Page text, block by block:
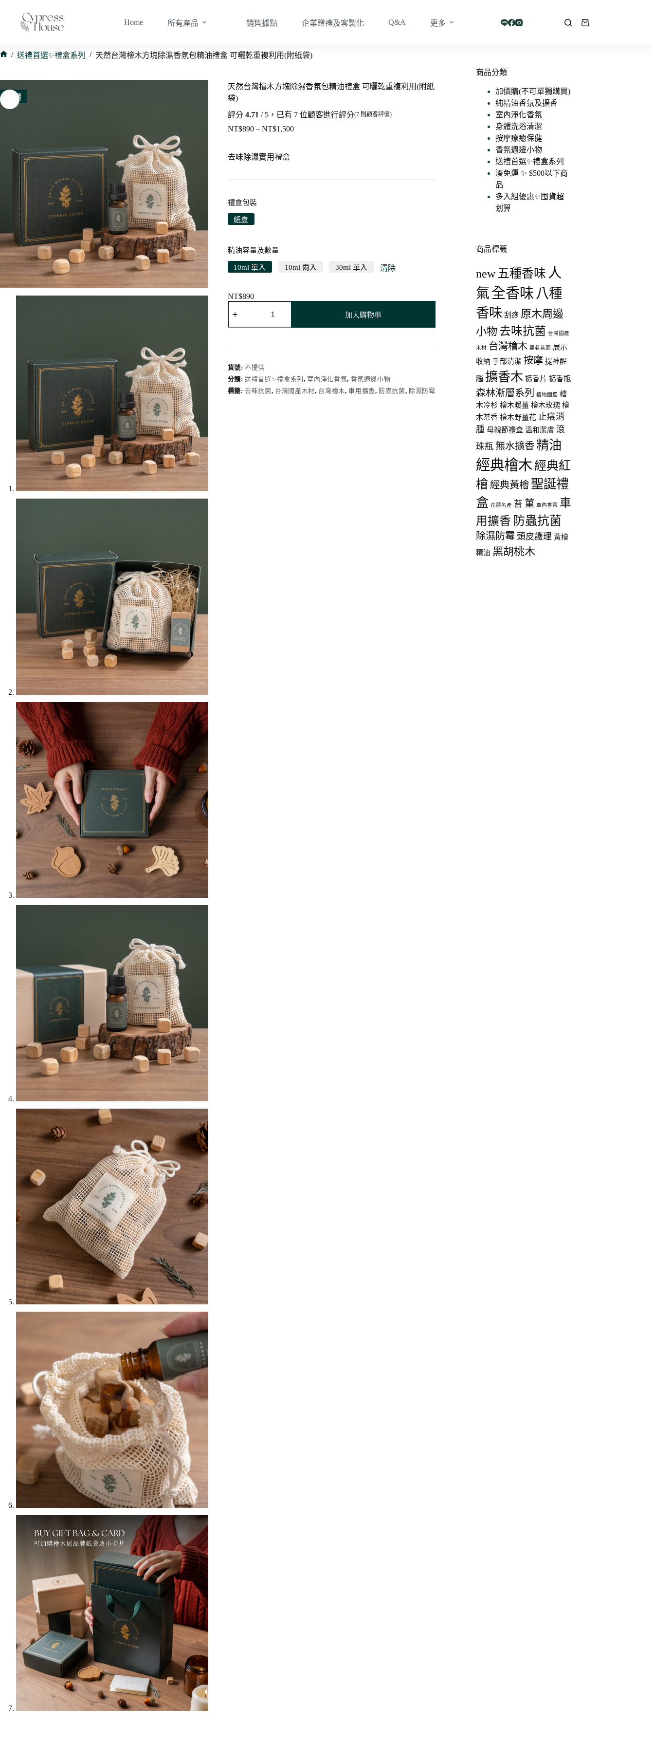
內
Home 所有產品 銷售據點 企業贈禮及客製化 Q&A 更多
購
/ 送禮首選✨禮盒系列 / 天然台灣檜木方塊除濕香氛包精油禮盒 可曬乾重複利用(附紙袋)
特價
天然台灣檜木方塊除濕香氛包精油禮盒 可曬乾重複利用(附紙
袋)
評分 4.71 / 5，已有 7位顧客進行評分(7則顧客評價)
NT$890 – NT$1,500價
去味除濕實用禮盒
禮盒包裝
紙盒
精油容量及數量
10ml 單入 10ml 兩入 30ml 單入 清除
NT$890
然
台
方
塊
除
加入購物車
貨號:不提供
分類:送禮首選✨禮盒系列, 室內淨化香氛, 香氛週邊小物
標籤:去味抗菌, 台灣國產木材, 台灣檜木,車用擴香, 防蟲抗菌, 除濕防霉
商品分類
加價購(不可單獨購買)
純精油香氛及擴香
室內淨化香氛
身體洗浴清潔
按摩療癒保健
香氛週邊小物
送禮首選✨禮盒系列
湊免運 ✨ $500以下商
品
多入組優惠✨囤貨超
划算
商品標籤
new 五種香味 人
氣全香味 八種
香味 刮痧 原木周邊
小物 去味抗菌 台灣國產
木材 台灣檜木 嘉茗茶園
展示
收納 手部清潔 按摩 提神醒
腦 擴香木 擴香片 擴香瓶
森林漸層系列 植物圖鑑 檜
木冷杉 檜木暖薑 檜木玫瑰 檜
木茶香 檜木野薑花 止癢消
腫 母親節禮盒 溫和潔膚 滾
珠瓶 無水擴香 精油
經典檜木 經典紅
檜 經典黃檜 聖誕禮
盒 花蓮名產 苔 菫 車內香氛 車
用擴香 防蟲抗菌
除濕防霉 頭皮護理 黃檜
精油 黑胡桃木